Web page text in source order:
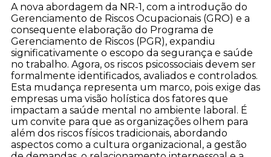
A nova abordagem da NR-1, com a introdução do
Gerenciamento de Riscos Ocupacionais (GRO) e a
consequente elaboração do Programa de
Gerenciamento de Riscos (PGR), expandiu
significativamente o escopo da segurança e saúde
no trabalho. Agora, os riscos psicossociais devem ser
formalmente identificados, avaliados e controlados.
Esta mudança representa um marco, pois exige das
empresas uma visão holística dos fatores que
impactam a saúde mental no ambiente laboral. É
um convite para que as organizações olhem para
além dos riscos físicos tradicionais, abordando
aspectos como a cultura organizacional, a gestão